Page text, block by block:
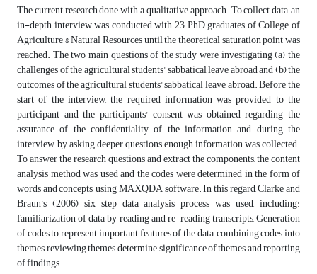
The current research done with a qualitative approach. To collect data, an
in-depth interview was conducted with 23 PhD graduates of College of
Agriculture & Natural Resources until the theoretical saturation point was
reached. The two main questions of the study were investigating (a) the
challenges of the agricultural students' sabbatical leave abroad and (b) the
outcomes of the agricultural students' sabbatical leave abroad. Before the
start of the interview, the required information was provided to the
participant and the participants' consent was obtained regarding the
assurance of the confidentiality of the information and during the
interview, by asking deeper questions, enough information was collected.
To answer the research questions and extract the components, the content
analysis method was used and the codes were determined in the form of
words and concepts, using MAXQDA software. In this regard, Clarke and
Braun’s (2006) six step data analysis process was used, including:
familiarization of data by reading and re-reading transcripts, Generation
of codes to represent important features of the data, combining codes into
themes, reviewing themes, determine significance of themes, and reporting
of findings.